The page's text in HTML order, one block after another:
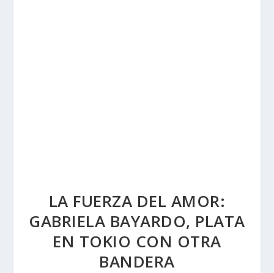
LA FUERZA DEL AMOR:
GABRIELA BAYARDO, PLATA
EN TOKIO CON OTRA
BANDERA